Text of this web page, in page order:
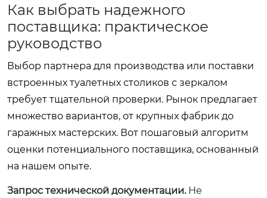
Как выбрать надежного
поставщика: практическое
руководство
Выбор партнера для производства или поставки
встроенных туалетных столиков с зеркалом
требует тщательной проверки. Рынок предлагает
множество вариантов, от крупных фабрик до
гаражных мастерских. Вот пошаговый алгоритм
оценки потенциального поставщика, основанный
на нашем опыте.
Запрос технической документации.Не